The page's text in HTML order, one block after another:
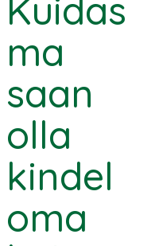
Kuidas
ma
saan
olla
kindel
oma